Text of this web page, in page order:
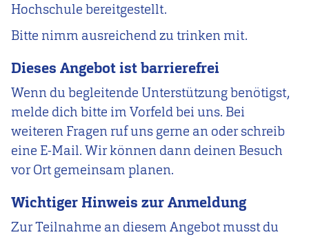
Hochschule bereitgestellt.
Bitte nimm ausreichend zu trinken mit.
Dieses Angebot ist barrierefrei
Wenn du begleitende Unterstützung benötigst,
melde dich bitte im Vorfeld bei uns. Bei
weiteren Fragen ruf uns gerne an oder schreib
eine E-Mail. Wir können dann deinen Besuch
vor Ort gemeinsam planen.
Wichtiger Hinweis zur Anmeldung
Zur Teilnahme an diesem Angebot musst du